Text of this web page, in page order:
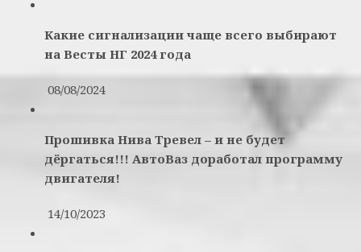
Какие сигнализации чаще всего выбирают
на Весты НГ 2024 года
08/08/2024
Прошивка Нива Тревел – и не будет
дёргаться!!! АвтоВаз доработал программу
двигателя!
14/10/2023